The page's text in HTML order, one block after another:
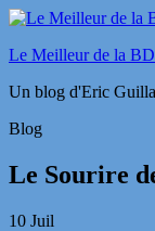
Le Meilleur de la BD
Un blog d'Eric
Blog
Le Sourire
10 Juil